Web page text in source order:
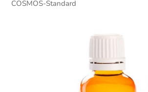
COSMOS-Standard